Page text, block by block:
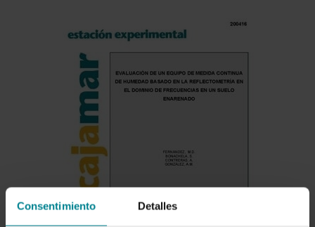
Consentimiento Detalles